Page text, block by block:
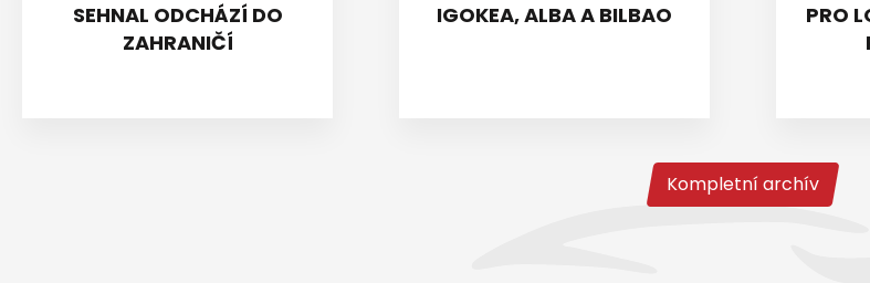
SEHNAL ODCHÁZÍ DO
ZAHRANIČÍ
IGOKEA, ALBA A BILBAO
PRO
Kompletní archív